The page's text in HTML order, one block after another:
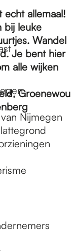
Nijmegen
echt allemaal!
bij leuke
Wandel
Je bent hier
alle wijken
Groenewou